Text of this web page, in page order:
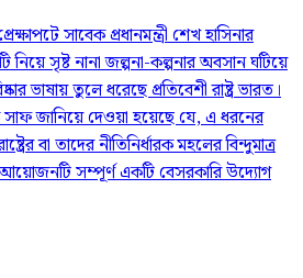
সাবেক প্রধানমন্ত্রী শেখ হাসিনার
নিয়ে সৃষ্ট নানা জল্পনা-কল্পনার অবসান ঘটিয়ে
ভাষায় তুলে ধরেছে প্রতিবেশী রাষ্ট্র ভারত।
জানিয়ে দেওয়া হয়েছে যে, এ ধরনের
বা তাদের নীতিনির্ধারক মহলের বিন্দুমাত্র
সম্পূর্ণ একটি বেসরকারি উদ্যোগ